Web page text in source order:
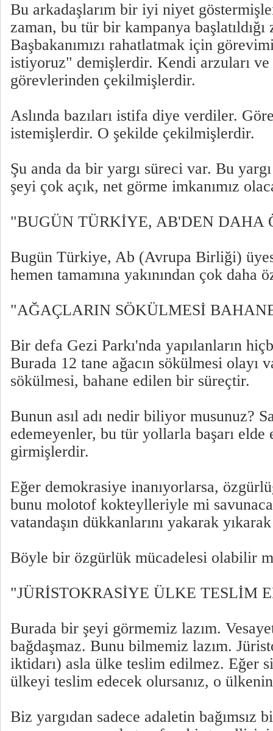
Bu arkadaşlarım bir iyi niyet
zaman, bu tür bir kampanya
Başbakanımızı rahatlatmak için
istiyoruz" demişlerdir. Kendi arzuları
görevlerinden çekilmişlerdir.
Aslında bazıları istifa diye verdiler.
istemişlerdir. O şekilde çekilmişlerdir.
Şu anda da bir yargı süreci var. Bu
şeyi çok açık, net görme imkanımız
"BUGÜN TÜRKİYE, AB'DEN DAHA
Bugün Türkiye, Ab (Avrupa Birliği)
hemen tamamına yakınından çok daha
"AĞAÇLARIN SÖKÜLMESİ
Bir defa Gezi Parkı'nda yapılanların
Burada 12 tane ağacın sökülmesi olayı
sökülmesi, bahane edilen bir süreçtir.
Bunun asıl adı nedir biliyor musunuz?
edemeyenler, bu tür yollarla başarı elde
girmişlerdir.
Eğer demokrasiye inanıyorlarsa,
bunu molotof kokteylleriyle mi
vatandaşın dükkanlarını yakarak
Böyle bir özgürlük mücadelesi olabilir
"JÜRİSTOKRASİYE ÜLKE TESLİM
Burada bir şeyi görmemiz lazım.
bağdaşmaz. Bunu bilmemiz lazım.
iktidarı) asla ülke teslim edilmez. Eğer
ülkeyi teslim edecek olursanız, o
Biz yargıdan sadece adaletin bağımsız